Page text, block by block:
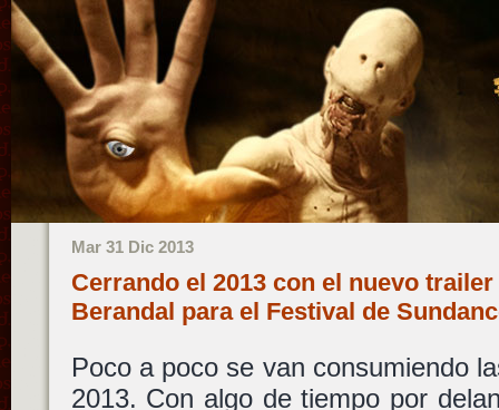
Mar 31 Dic 2013
Cerrando el 2013 con el nuevo trailer
Berandal para el Festival de
Poco a poco se van consumiendo
2013. Con algo de tiempo por